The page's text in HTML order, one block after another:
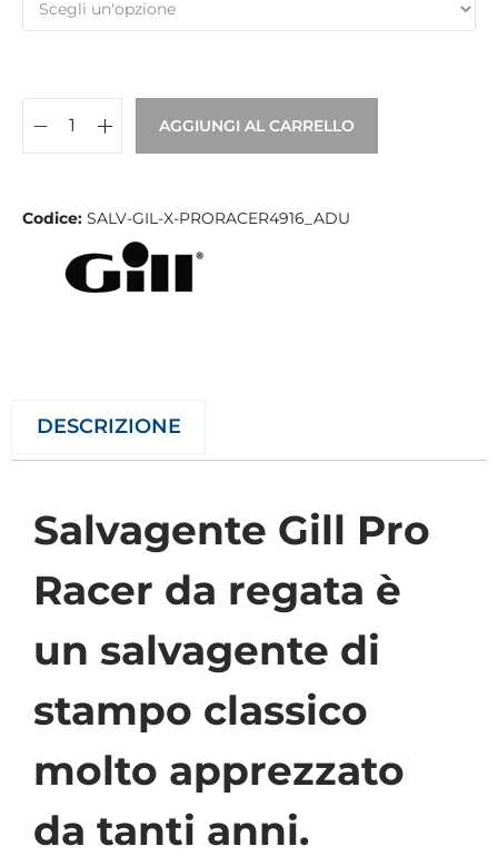
AGGIUNGI AL CARRELLO
Codice: SALV-GIL-X-PRORACER4916_ADU
DESCRIZIONE
Salvagente Gill Pro
Racer da regata è
un salvagente di
stampo classico
molto apprezzato
da tanti anni.